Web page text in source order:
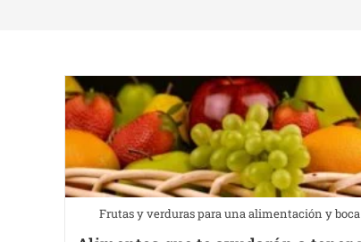
Frutas y verduras para una alimentación y boca